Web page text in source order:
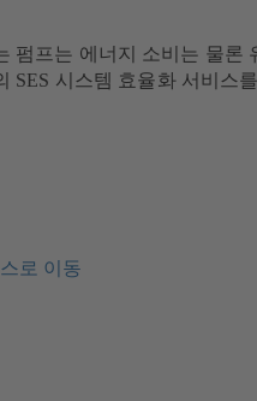
펌프는 에너지 소비는 물론
SES 시스템 효율화 서비스
로 이동